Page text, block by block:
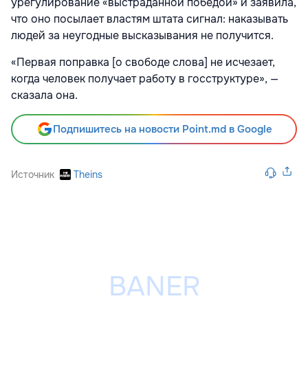
что оно посылает властям штата сигнал: наказывать
людей за неугодные высказывания не получится.
«Первая поправка [о свободе слова] не исчезает,
когда человек получает работу в госструктуре», —
сказала она.
Подпишитесь на новости Point.md в Google
Источник Theins